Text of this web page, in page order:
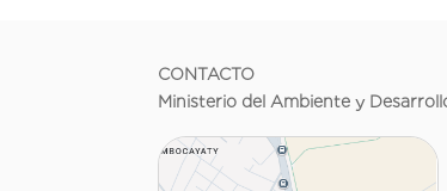
CONTACTO
Ministerio del Ambiente y